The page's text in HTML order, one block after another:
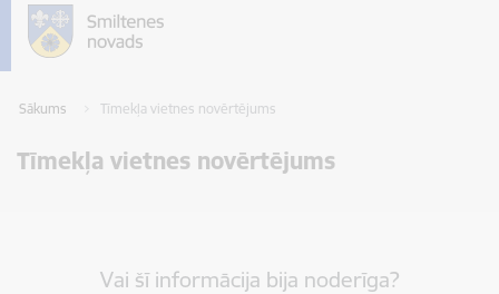
Sākums Tīmekļa vietnes novērtējums
Tīmekļa vietnes novērtējums
Vai šī informācija bija noderīga?